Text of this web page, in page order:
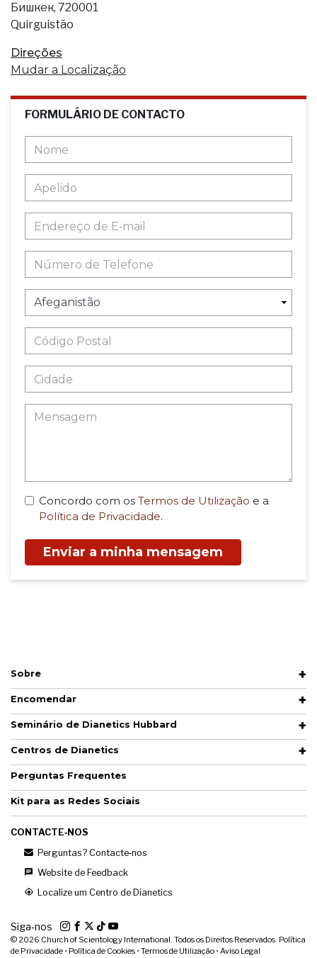
Бишкек, 720001
Quirguistão
Direções
Mudar a Localização
FORMULÁRIO DE CONTACTO
Concordo com os Termos de Utilização e a
Política de Privacidade.
Enviar a minha mensagem
Sobre
Encomendar
Seminário de Dianetics Hubbard
Centros de Dianetics
Perguntas Frequentes
Kit para as Redes Sociais
CONTACTE‑NOS
Perguntas? Contacte‑nos
Website de Feedback
Localize um Centro de Dianetics
Siga‑nos
© 2026 Church of Scientology International. Todos os Direitos Reservados. Política
de Privacidade • Política de Cookies • Termos de Utilização • Aviso Legal